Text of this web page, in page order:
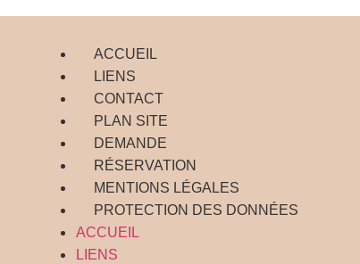
ACCUEIL
LIENS
CONTACT
PLAN SITE
DEMANDE
RÉSERVATION
MENTIONS LÉGALES
PROTECTION DES DONNÉES
ACCUEIL
LIENS